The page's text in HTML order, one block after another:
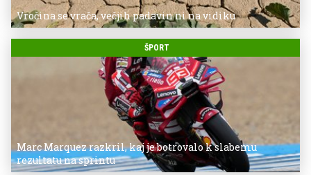
Vročina se vrača, večjih padavin ni na vidiku
ŠPORT
Marc Marquez razkril, kaj je botrovalo k slabemu
rezultatu na sprintu